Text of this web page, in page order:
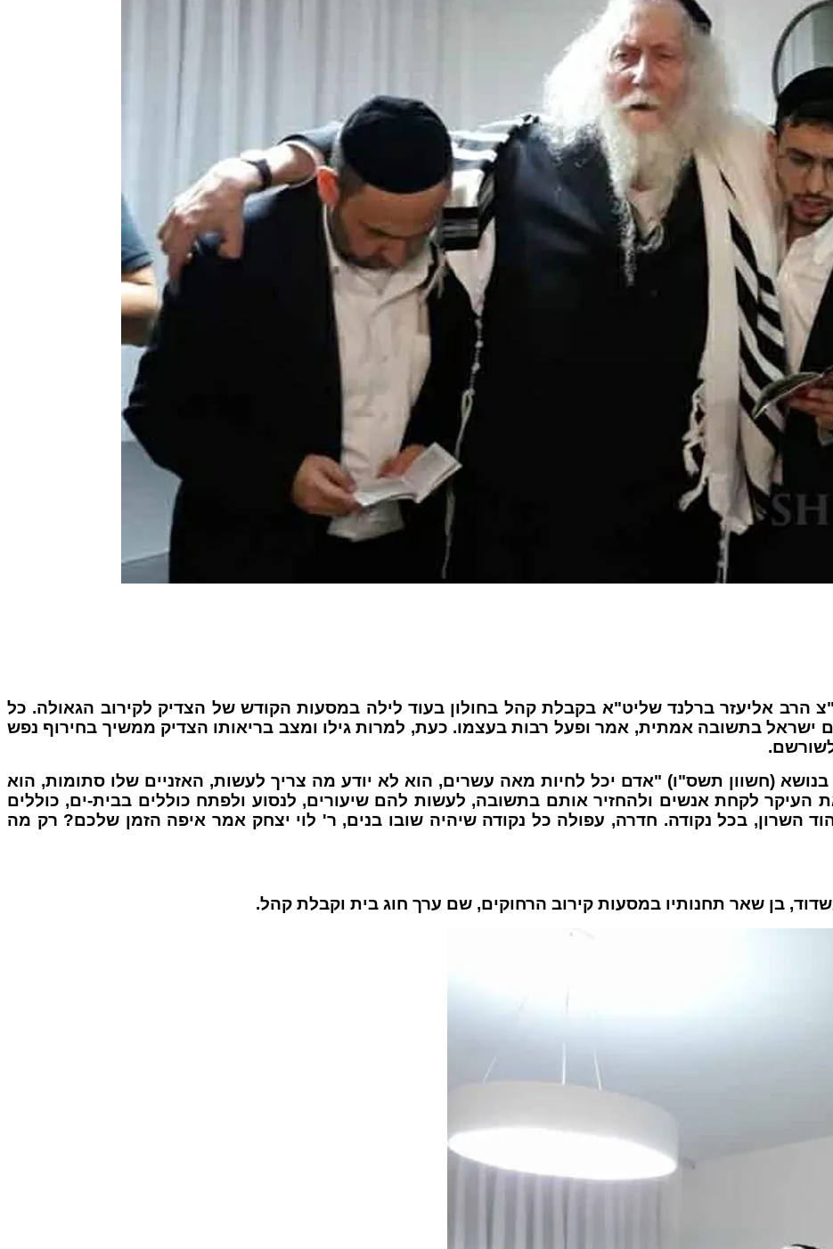
ואתחנן, ה- 24.7.18, כ"ק הגה"צ הרב אליעזר ברלנד שליט"א בקבלת קהל בחולון בעוד לילה במסעות הקודש של הצדיק לקירוב הגאולה. כל
ישראל בתשובה אמתית, אמר ופעל רבות בעצמו. כעת, למרות גילו ומצב בריאותו הצדיק ממשיך בחירוף נפש
(חשוון תשס"ו) "אדם יכל לחיות מאה עשרים, הוא לא יודע מה צריך לעשות, האזניים שלו סתומות, הוא
לקחת אנשים ולהחזיר אותם בתשובה, לעשות להם שיעורים, לנסוע ולפתח כוללים בבית-ים, כוללים
השרון, בכל נקודה. חדרה, עפולה כל נקודה שיהיה שובו בנים, ר' לוי יצחק אמר איפה הזמן שלכם? רק מה
בן שאר תחנותיו במסעות קירוב הרחוקים, שם ערך חוג בית וקבלת קהל.